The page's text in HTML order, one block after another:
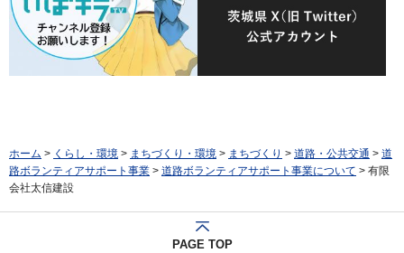
ホーム > くらし・環境 > まちづくり・環境 > まちづくり > 道路・公共交通 > 道
路ボランティアサポート事業 > 道路ボランティアサポート事業について > 有限
会社太信建設
PAGE TOP